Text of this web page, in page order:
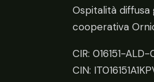
Ospitalità diffusa
cooperativa
CIR: 016151-
CIN: